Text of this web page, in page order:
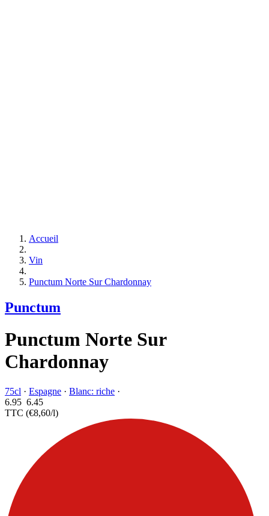
Accueil
Vin
Punctum Norte Sur Chardonnay
Punctum
Punctum Norte Sur
Chardonnay
75cl · Espagne · Blanc: riche ·
6.95 6.45
TTC (€8,60/l)